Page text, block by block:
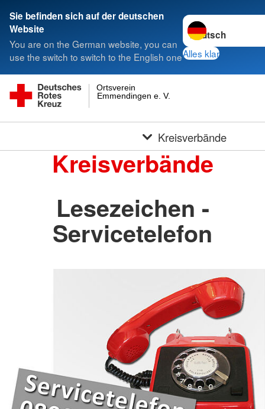
Sie befinden sich auf der deutschen
Website
You are on the German website, you can
use the switch to switch to the English one
Sprache wechseln
Alles klar
Emmendingen e. V.
Ortsverein
Kreisverbände
Kreisverbände
Lesezeichen -
Servicetelefon